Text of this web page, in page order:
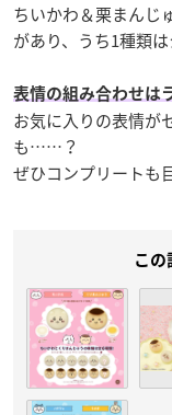
ちいかわ＆栗まんじ
があり、うち1種類は
表情の組み合わせは
お気に入りの表情が
も……？
ぜひコンプリートも
この